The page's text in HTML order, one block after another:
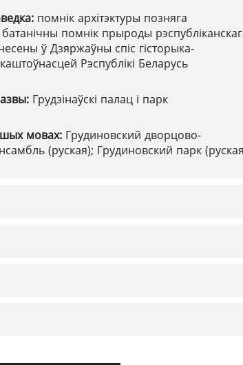
помнік архітэктуры позняга
помнік прыроды
ў Дзяржаўны спіс гісторыка-
Рэспублікі Беларусь
Грудзінаўскі палац і парк
мовах: Грудиновский дворцово-
(руская); Грудиновский парк